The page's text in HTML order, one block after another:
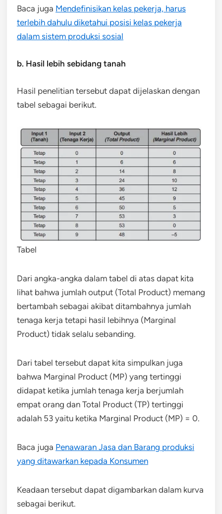
Baca juga Mendefinisikan kelas pekerja, harus
terlebih dahulu diketahui posisi kelas pekerja
dalam sistem produksi sosial
b. Hasil lebih sebidang tanah
Hasil penelitian tersebut dapat dijelaskan dengan
tabel sebagai berikut.
Tabel
Dari angka-angka dalam tabel di atas dapat kita
lihat bahwa jumlah output (Total Product) memang
bertambah sebagai akibat ditambahnya jumlah
tenaga kerja tetapi hasil lebihnya (Marginal
Product) tidak selalu sebanding.
Dari tabel tersebut dapat kita simpulkan juga
bahwa Marginal Product (MP) yang tertinggi
didapat ketika jumlah tenaga kerja berjumlah
empat orang dan Total Product (TP) tertinggi
adalah 53 yaitu ketika Marginal Product (MP) = 0.
Baca juga Penawaran Jasa dan Barang produksi
yang ditawarkan kepada Konsumen
Keadaan tersebut dapat digambarkan dalam kurva
sebagai berikut.